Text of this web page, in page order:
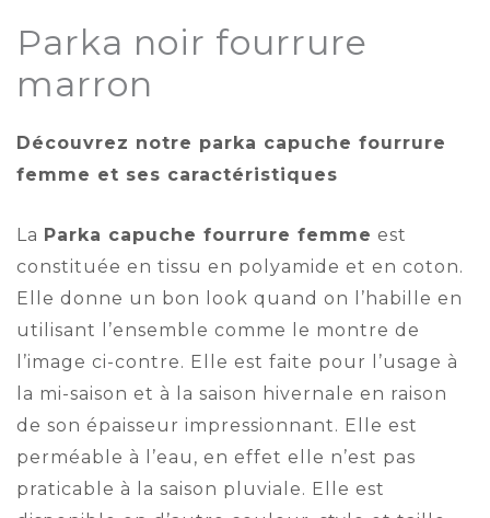
Parka noir fourrure
marron
Découvrez notre parka capuche fourrure
femme et ses caractéristiques
La Parka capuche fourrure femme est
constituée en tissu en polyamide et en coton.
Elle donne un bon look quand on l’habille en
utilisant l’ensemble comme le montre de
l’image ci-contre. Elle est faite pour l’usage à
la mi-saison et à la saison hivernale en raison
de son épaisseur impressionnant. Elle est
perméable à l’eau, en effet elle n’est pas
praticable à la saison pluviale. Elle est